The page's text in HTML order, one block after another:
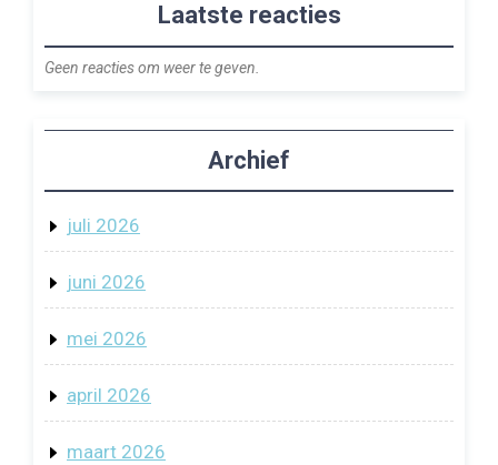
Laatste reacties
Geen reacties om weer te geven.
Archief
juli 2026
juni 2026
mei 2026
april 2026
maart 2026